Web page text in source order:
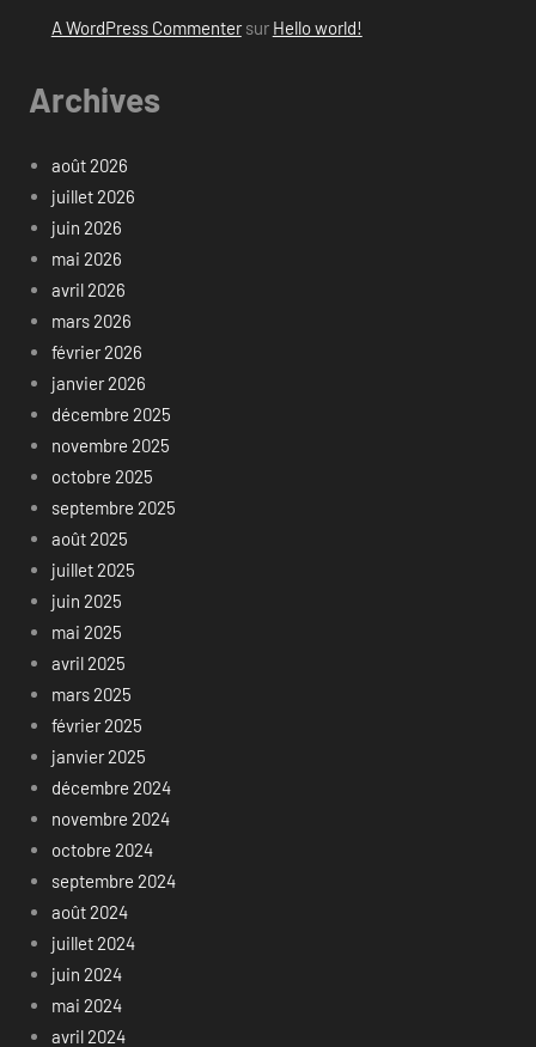
A WordPress Commentersur Hello world!
Archives
août 2026
juillet 2026
juin 2026
mai 2026
avril 2026
mars 2026
février 2026
janvier 2026
décembre 2025
novembre 2025
octobre 2025
septembre 2025
août 2025
juillet 2025
juin 2025
mai 2025
avril 2025
mars 2025
février 2025
janvier 2025
décembre 2024
novembre 2024
octobre 2024
septembre 2024
août 2024
juillet 2024
juin 2024
mai 2024
avril 2024